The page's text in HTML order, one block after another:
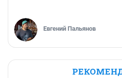
Евгений Пальянов